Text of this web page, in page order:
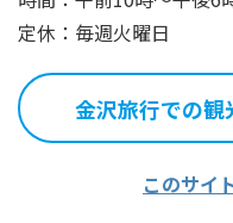
定休：毎週火曜日
金沢旅行での観
このサイ